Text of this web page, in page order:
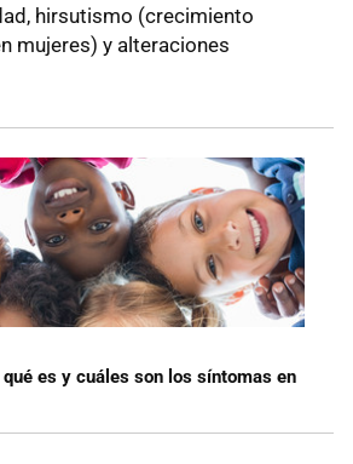
hirsutismo (crecimiento
mujeres) y alteraciones
es y cuáles son los síntomas en